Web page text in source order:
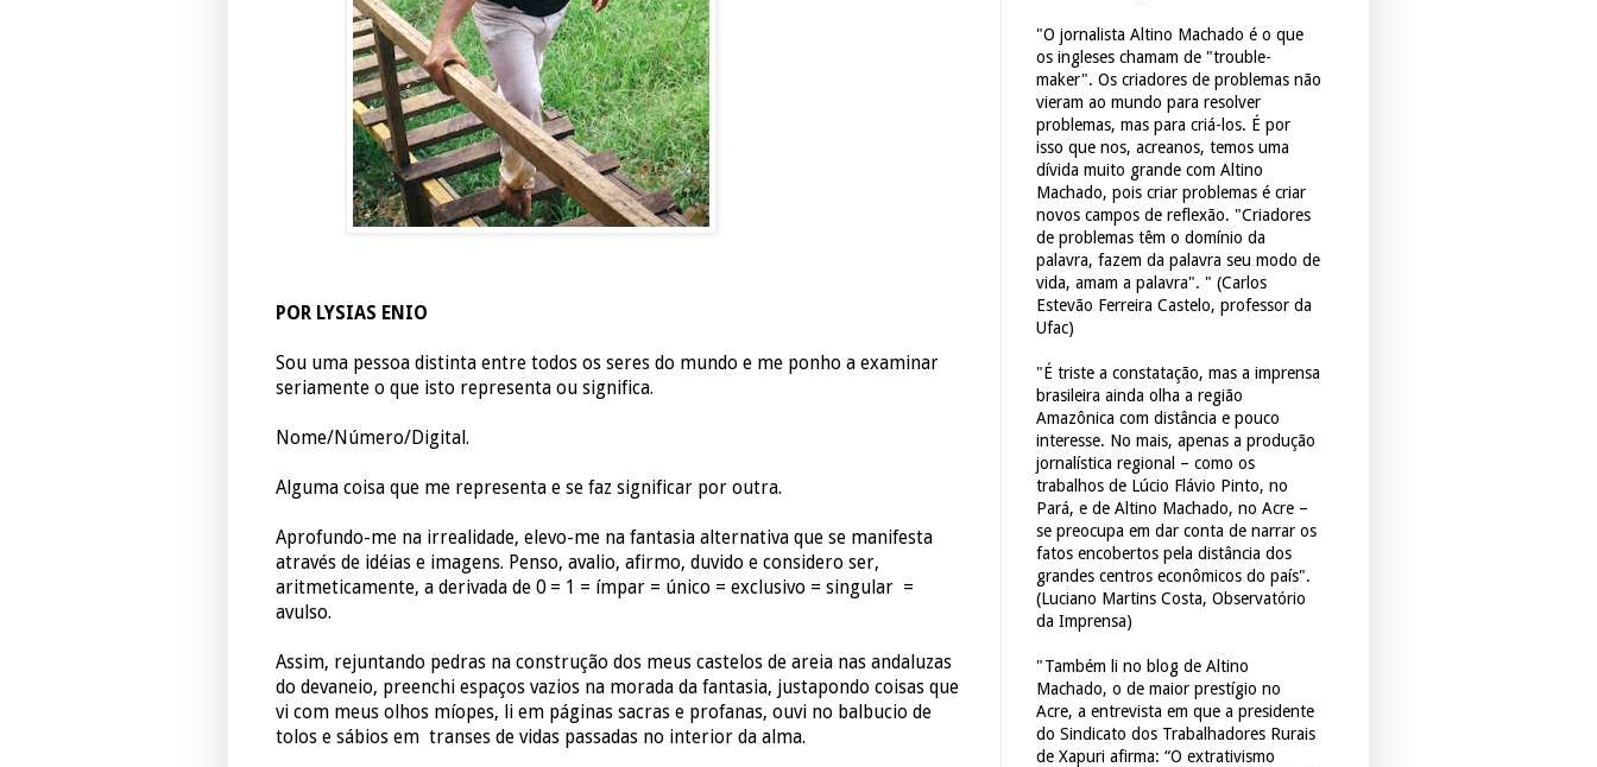
POR LYSIAS ENIO
Sou uma pessoa distinta entre todos os seres do mundo e me ponho a examinar
seriamente o que isto representa ou significa.
Nome/Número/Digital.
Alguma coisa que me representa e se faz significar por outra.
Aprofundo-me na irrealidade, elevo-me na fantasia alternativa que se manifesta
através de idéias e imagens. Penso, avalio, afirmo, duvido e considero ser,
aritmeticamente, a derivada de 0 = 1 = ímpar = único = exclusivo = singular =
avulso.
Assim, rejuntando pedras na construção dos meus castelos de areia nas andaluzas
do devaneio, preenchi espaços vazios na morada da fantasia, justapondo coisas que
vi com meus olhos míopes, li em páginas sacras e profanas, ouvi no balbucio de
tolos e sábios em transes de vidas passadas no interior da alma.
"O jornalista Altino Machado é o que
os ingleses chamam de "trouble-
maker". Os criadores de problemas não
vieram ao mundo para resolver
problemas, mas para criá-los. É por
isso que nos, acreanos, temos uma
dívida muito grande com Altino
Machado, pois criar problemas é criar
novos campos de reflexão. "Criadores
de problemas têm o domínio da
palavra, fazem da palavra seu modo de
vida, amam a palavra". " (Carlos
Estevão Ferreira Castelo, professor da
Ufac)
"É triste a constatação, mas a imprensa
brasileira ainda olha a região
Amazônica com distância e pouco
interesse. No mais, apenas a produção
jornalística regional – como os
trabalhos de Lúcio Flávio Pinto, no
Pará, e de Altino Machado, no Acre –
se preocupa em dar conta de narrar os
fatos encobertos pela distância dos
grandes centros econômicos do país".
(Luciano Martins Costa, Observatório
da Imprensa)
"Também li no blog de Altino
Machado, o de maior prestígio no
Acre, a entrevista em que a presidente
do Sindicato dos Trabalhadores Rurais
de Xapuri afirma: “O extrativismo